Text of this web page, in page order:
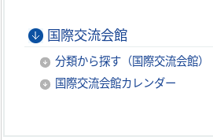
国際交流会館
分類から探す（国際交流会館）
国際交流会館カレンダー